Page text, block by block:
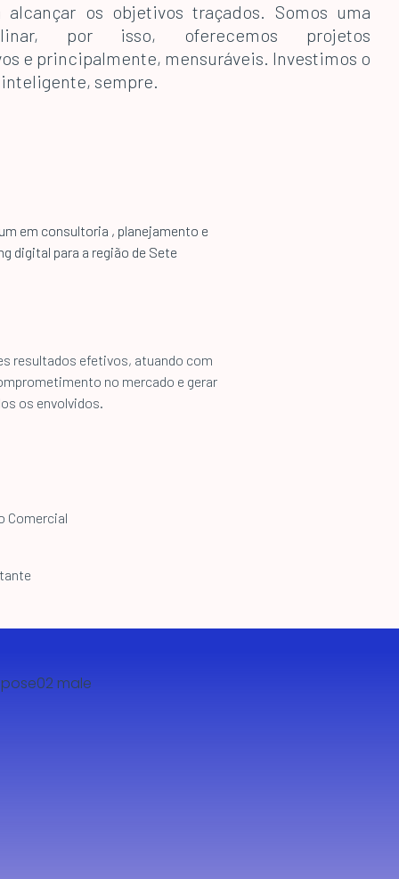
os objetivos traçados. Somos uma
por isso, oferecemos projetos
e principalmente, mensuráveis. Investimos o
sempre.
em consultoria , planejamento e
digital para a região de Sete
resultados efetivos, atuando com
no mercado e gerar
os envolvidos.
Comercial